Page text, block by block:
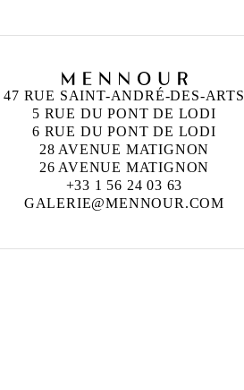
47 RUE SAINT-ANDRÉ-DES-ARTS
5 RUE DU PONT DE LODI
6 RUE DU PONT DE LODI
28 AVENUE MATIGNON
26 AVENUE MATIGNON
+33 1 56 24 03 63
GALERIE@MENNOUR.COM